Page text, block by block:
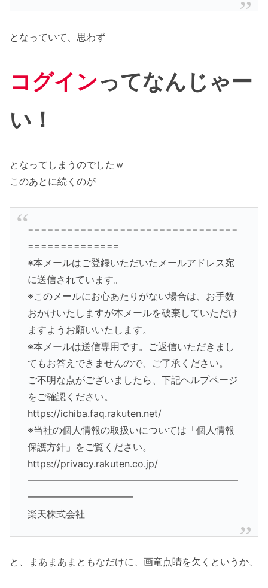
となっていて、思わず
コグインってなんじゃー
い！
となってしまうのでしたｗ
このあとに続くのが
================================
==============
※本メールはご登録いただいたメールアドレス宛
に送信されています。
※このメールにお心あたりがない場合は、お手数
おかけいたしますが本メールを破棄していただけ
ますようお願いいたします。
※本メールは送信専用です。ご返信いただきまし
てもお答えできませんので、ご了承ください。
ご不明な点がございましたら、下記ヘルプページ
をご確認ください。
https://ichiba.faq.rakuten.net/
※当社の個人情報の取扱いについては「個人情報
保護方針」をご覧ください。
https://privacy.rakuten.co.jp/
━━━━━━━━━━━━━━━━━━━━━━
━━━━━━━━━━━
楽天株式会社
と、まあまあまともなだけに、画竜点睛を欠くというか、